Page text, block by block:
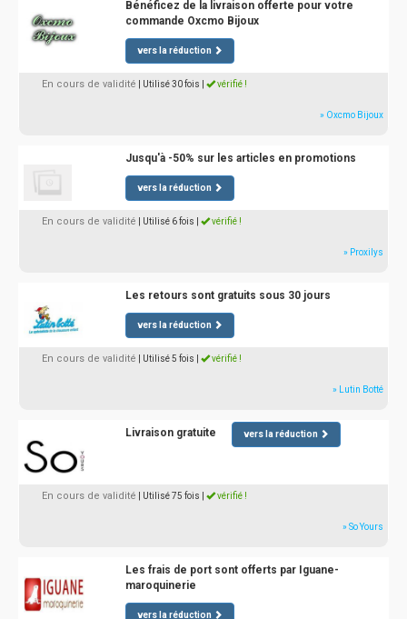
Bénéficez de la livraison offerte pour votre
commande Oxcmo Bijoux
vers la réduction
En cours de validité | Utilisé 30 fois vérifié !
» Oxcmo Bijoux
Jusqu'à -50% sur les articles en promotions
vers la réduction
En cours de validité | Utilisé 6 fois vérifié !
» Proxilys
Les retours sont gratuits sous 30 jours
vers la réduction
En cours de validité | Utilisé 5 fois vérifié !
» Lutin Botté
Livraison gratuite vers la réduction
En cours de validité | Utilisé 75 fois vérifié !
» So Yours
Les frais de port sont offerts par Iguane-
maroquinerie
vers la réduction